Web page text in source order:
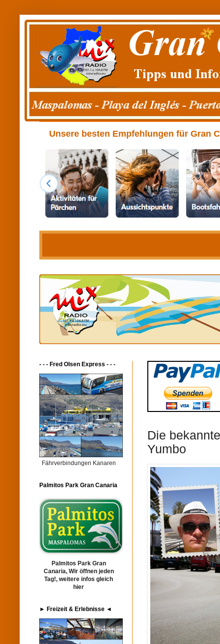
Unsere besten Empfehlungen für Gran
Die
Yumbo
- - - Fred Olsen Express - - -
Fährverbindungen Kanaren
Palmitos Park Gran Canaria
Palmitos Park Gran
Canaria, Wir öffnen jeden
Tag!, weitere infos gleich
hier
► Freizeit & Erlebnisse ◄